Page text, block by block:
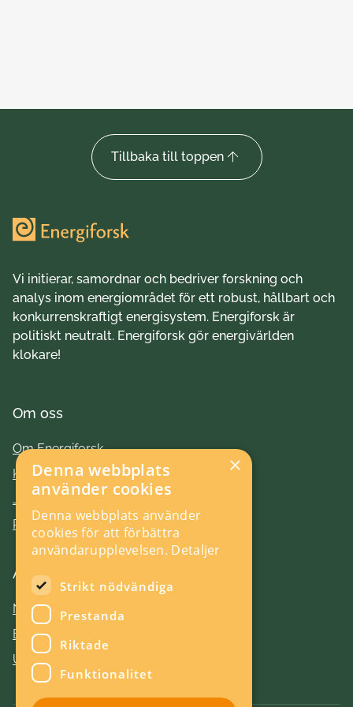
Tillbaka till toppen
Vi initierar, samordnar och bedriver forskning och
analys inom energiområdet för ett robust, hållbart och
konkurrenskraftigt energisystem. Energiforsk är
politiskt neutralt. Energiforsk gör energivärlden
klokare!
Om oss
Om Energiforsk
Kontakt
Jobba hos oss
Press
Aktuellt
Nyheter
Evenemang
Utlysningar
×
Denna webbplats
använder cookies
Denna webbplats använder
cookies för att förbättra
användarupplevelsen. Detaljer
Strikt nödvändiga
Prestanda
Riktade
Funktionalitet